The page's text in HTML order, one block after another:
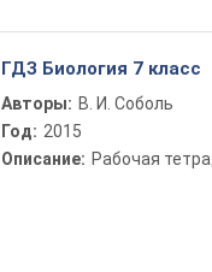
ГДЗ Биология 7 класс
Авторы: В. И. Соболь
Год: 2015
Описание: Рабочая